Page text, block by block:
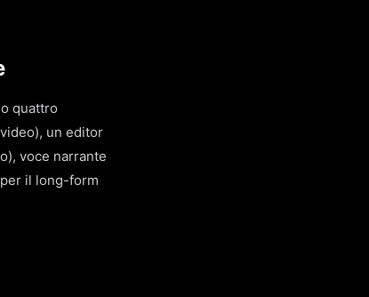
quattro
un editor
voce narrante
il long-form